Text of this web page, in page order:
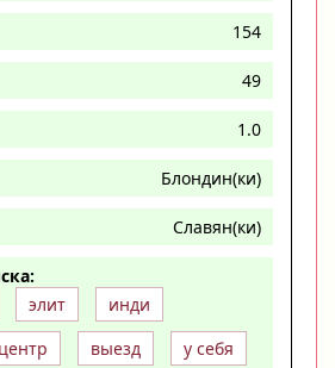
154
49
1.0
Блондин(ки)
Славян(ки)
элит
инди
центр выезд у себя